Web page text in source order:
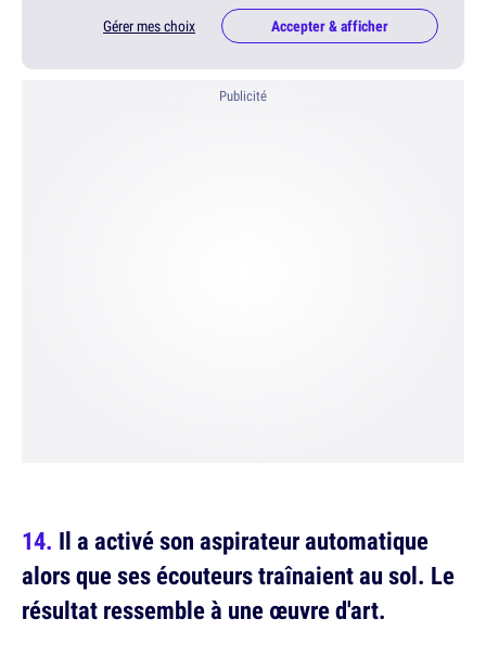
Gérer mes choix Accepter & afficher
Publicité
Il a activé son aspirateur automatique
alors que ses écouteurs traînaient au sol. Le
résultat ressemble à une œuvre d'art.